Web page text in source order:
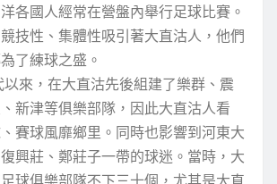
各國人經常在營盤內舉行足球比賽。
技性、集體性吸引著大直沽人，他們
了練球之盛。
來，在大直沽先後組建了樂群、震
新津等俱樂部隊，因此大直沽人看
賽球風靡鄉里。同時也影響到河東大
興莊、鄭莊子一帶的球迷。當時，大